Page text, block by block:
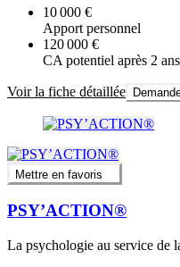
10 000 €
Apport personnel
120 000 €
CA potentiel après 2 ans
Voir la fiche détaillée
Mettre en favoris
PSY’ACTION®
La psychologie au service de